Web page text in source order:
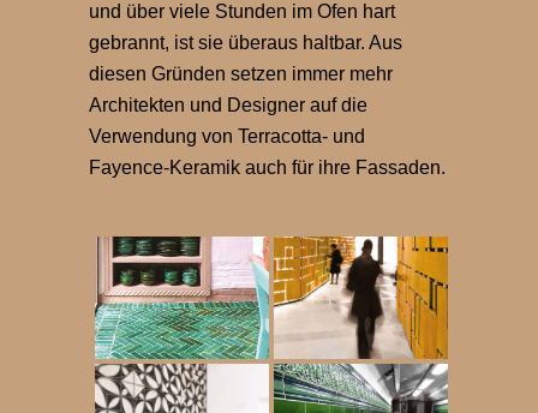
und über viele Stunden im Ofen hart
gebrannt, ist sie überaus haltbar. Aus
diesen Gründen setzen immer mehr
Architekten und Designer auf die
Verwendung von Terracotta- und
Fayence-Keramik auch für ihre Fassaden.